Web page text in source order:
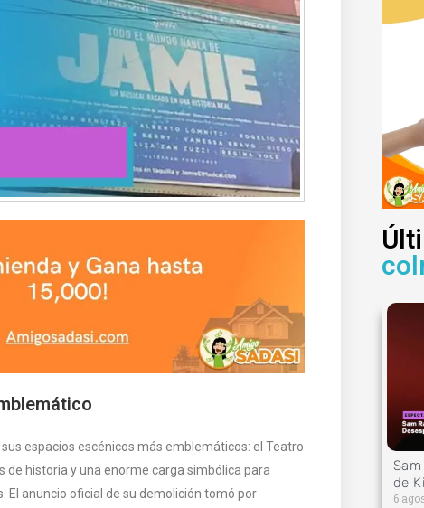
espacios escénicos más emblemáticos: el Teatro
de historia y una enorme carga simbólica para
El anuncio oficial de su demolición tomó por
de
6